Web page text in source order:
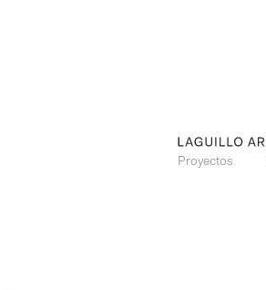
Proyectos